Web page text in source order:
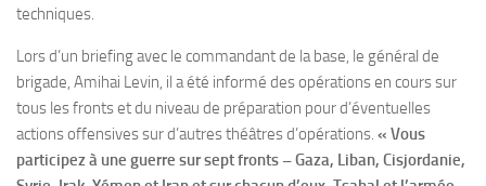
techniques.
Lors d’un briefing avec le commandant de la base, le général de
brigade, Amihai Levin, il a été informé des opérations en cours sur
tous les fronts et du niveau de préparation pour d’éventuelles
actions offensives sur d’autres théâtres d’opérations. « Vous
participez à une guerre sur sept fronts – Gaza, Liban, Cisjordanie,